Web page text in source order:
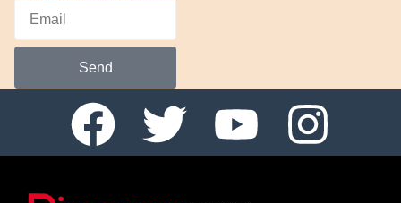
Send